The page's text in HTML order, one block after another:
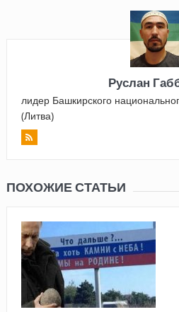
Руслан
лидер Башкирского
(Литва)
ПОХОЖИЕ СТАТЬИ